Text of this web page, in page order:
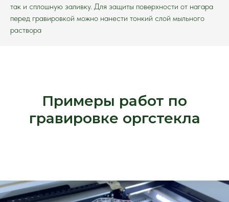
так и сплошную заливку. Для защиты поверхности от нагара
перед гравировкой можно нанести тонкий слой мыльного
раствора
Примеры работ по
гравировке оргстекла